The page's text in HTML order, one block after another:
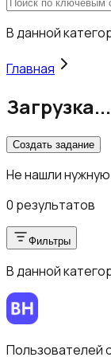
В данной
Главная
Загрузка...
Создать задание
Не нашли
0 результатов
Фильтры
В данной
Пользователей